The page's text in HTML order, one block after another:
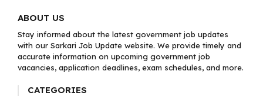
ABOUT US
Stay informed about the latest government job updates
with our Sarkari Job Update website. We provide timely and
accurate information on upcoming government job
vacancies, application deadlines, exam schedules, and more.
CATEGORIES